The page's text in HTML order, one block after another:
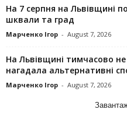
На 7 серпня на Львівщині
шквали та град
Марченко Ігор - August 7, 2026
На Львівщині тимчасово не
нагадала альтернативні
Марченко Ігор - August 7, 2026